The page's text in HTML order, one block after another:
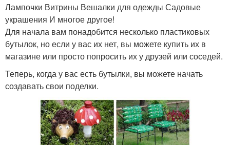
Лампочки Витрины Вешалки для одежды Садовые
украшения И многое другое!
Для начала вам понадобится несколько пластиковых
бутылок, но если у вас их нет, вы можете купить их в
магазине или просто попросить их у друзей или соседей.
Теперь, когда у вас есть бутылки, вы можете начать
создавать свои поделки.